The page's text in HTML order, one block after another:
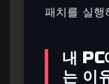
패치를 실행
내 PC
는 이